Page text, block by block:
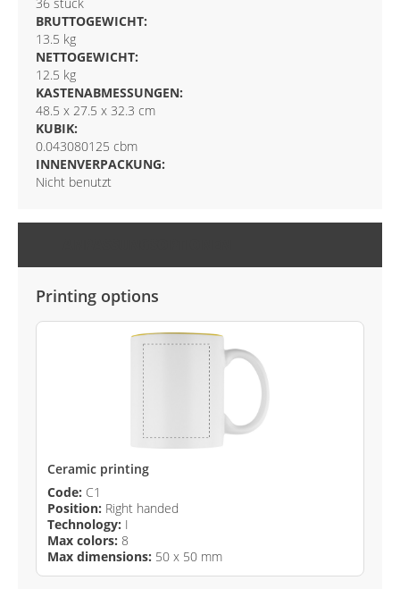
BRUTTOGEWICHT:
13.5 kg
NETTOGEWICHT:
12.5 kg
KASTENABMESSUNGEN:
48.5 x 27.5 x 32.3 cm
KUBIK:
0.043080125 cbm
INNENVERPACKUNG:
Nicht benutzt
Printing options
Ceramic printing
Code: C1
Position: Right handed
Technology: I
Max colors: 8
Max dimensions: 50 x 50 mm